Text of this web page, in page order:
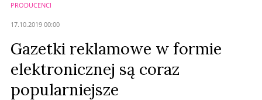
PRODUCENCI
17.10.2019 00:00
Gazetki reklamowe w formie
elektronicznej są coraz
popularniejsze